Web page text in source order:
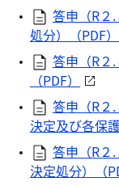
答申（R２
処分）（PDF）
答申（R２
（PDF）
答申（R２
決定及び各保
答申（R２
決定処分）（